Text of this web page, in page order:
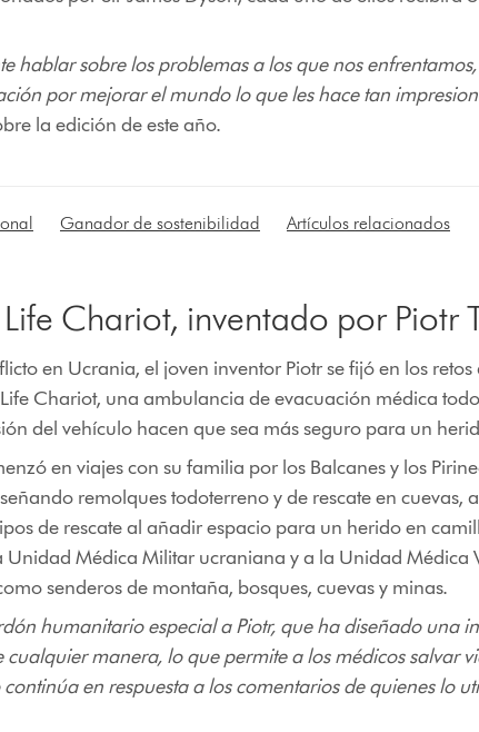
hablar sobre los problemas a los que nos
por mejorar el mundo lo que les hace tan
la edición de este año.
Ganador de sostenibilidad Artículos relacionados
Chariot, inventado por Piotr
en Ucrania, el joven inventor Piotr se fijó en los
Chariot, una ambulancia de evacuación médica
del vehículo hacen que sea más seguro para un
en viajes con su familia por los Balcanes y los
remolques todoterreno y de rescate en cuevas,
de rescate al añadir espacio para un herido en
Unidad Médica Militar ucraniana y a la Unidad
senderos de montaña, bosques, cuevas y minas.
humanitario especial a Piotr, que ha diseñado una
manera, lo que permite a los médicos salvar
en respuesta a los comentarios de quienes lo